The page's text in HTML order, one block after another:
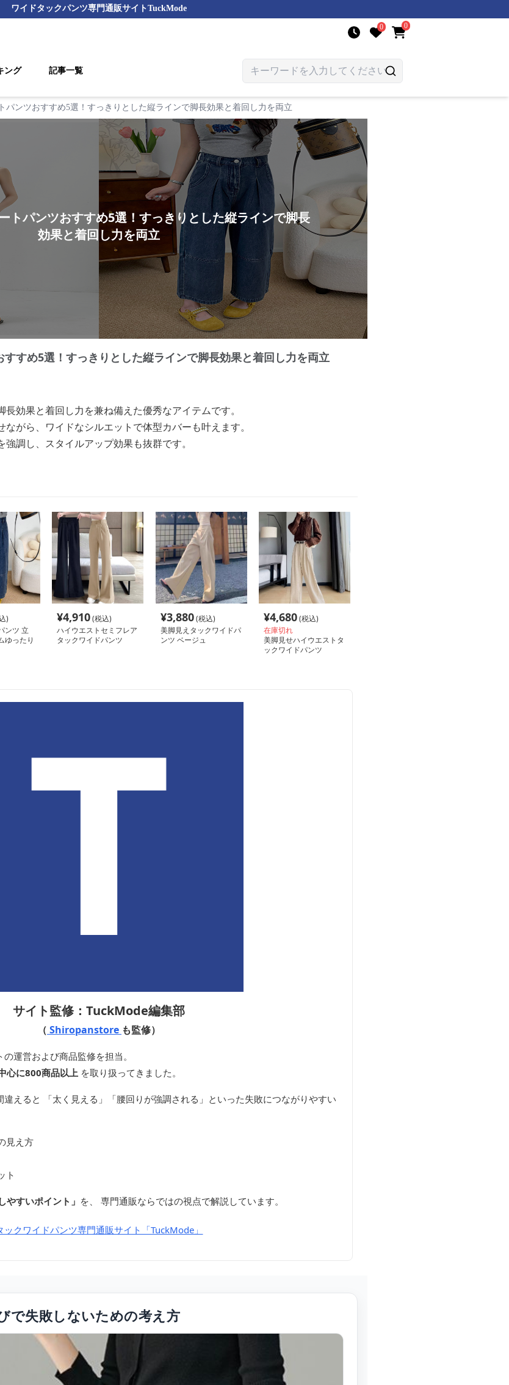
ワイドタックパンツ専門通販サイトTuckMode
0 0
ング 記事一覧
パンツおすすめ5選！すっきりとした縦ラインで脚長効果と着回し力を両立
トパンツおすすめ5選！すっきりとした縦ラインで脚長
効果と着回し力を両立
すめ5選！すっきりとした縦ラインで脚長効果と着回し力を両立
効果と着回し力を兼ね備えた優秀なアイテムです。
がら、ワイドなシルエットで体型カバーも叶えます。
調し、スタイルアップ効果も抜群です。
)
ンツ 立
ゆったり
¥4,910(税込)
ハイウエストセミフレア
タックワイドパンツ
¥3,880(税込)
美脚見えタックワイドパ
ンツ ベージュ
¥4,680(税込)
在庫切れ
美脚見せハイウエストタ
ックワイドパンツ
サイト監修：TuckMode編集部
（ Shiropanstore も監修）
運営および商品監修を担当。
心に800商品以上 を取り扱ってきました。
えると 「太く見える」「腰回りが強調される」といった失敗につながりやすい
見え方
ト
やすいポイント」 を、 専門通販ならではの視点で解説しています。
ックワイドパンツ専門通販サイト「TuckMode」
で失敗しないための考え方